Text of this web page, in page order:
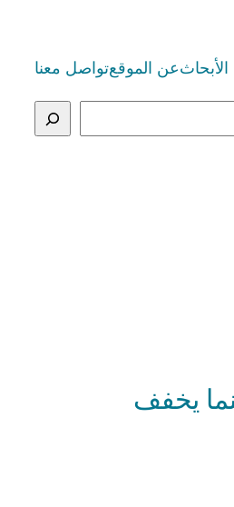
عن الموقعتواصل معنا
يخفف